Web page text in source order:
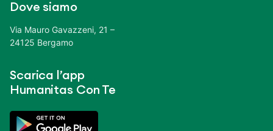
Dove siamo
Via Mauro Gavazzeni, 21 –
24125 Bergamo
Scarica l’app
Humanitas Con Te